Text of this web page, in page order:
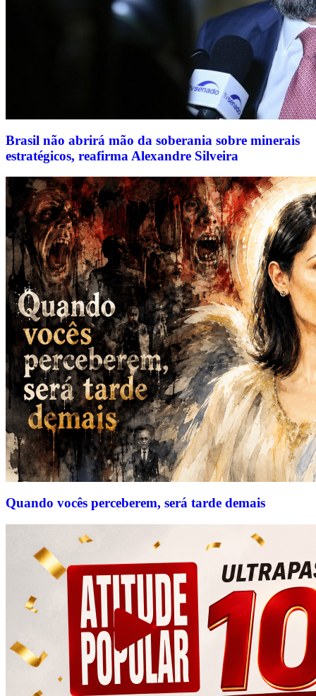
Brasil não abrirá mão da soberania sobre minerais
estratégicos, reafirma Alexandre Silveira
Quando vocês perceberem, será tarde demais